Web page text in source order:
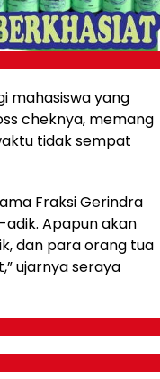
mahasiswa yang
cheknya, memang
tidak sempat
Fraksi Gerindra
Apapun akan
dan para orang tua
ujarnya seraya